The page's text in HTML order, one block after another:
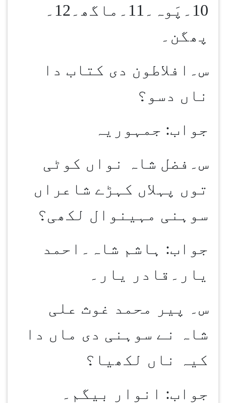
10۔پَوہ۔11۔ماگھ۔12۔
پھگن۔
س۔افلاطون دی کتاب دا
ناں دسو؟
جواب: جمہوریہ
س۔فضل شاہ نواں کوٹی
توں پہلاں کہڑے شاعراں
سوہنی مہینوال لکھی؟
جواب: ہاشم شاہ۔احمد
یار۔قادر یار۔
س۔ پیر محمد غوث علی
شاہ نے سوہنی دی ماں دا
کیہ ناں لکھیا؟
جواب: انوار بیگم۔